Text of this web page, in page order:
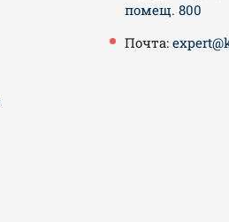
помещ. 800
Почта: